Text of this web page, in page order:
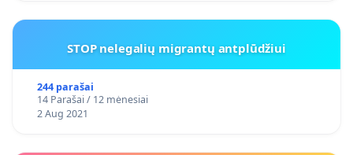
STOP nelegalių migrantų antplūdžiui
244 parašai
14 Parašai / 12 mėnesiai
2 Aug 2021